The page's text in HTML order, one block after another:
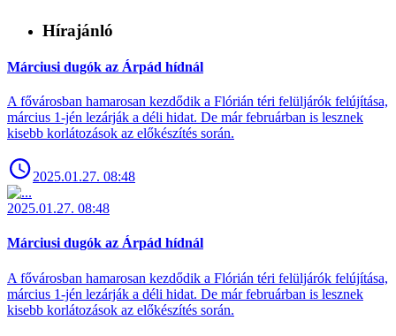
Hírajánló
Márciusi dugók az Árpád hídnál
A fővárosban hamarosan kezdődik a Flórián téri felüljárók felújítása,
március 1-jén lezárják a déli hidat. De már februárban is lesznek
kisebb korlátozások az előkészítés során.
2025.01.27. 08:48
2025.01.27. 08:48
Márciusi dugók az Árpád hídnál
A fővárosban hamarosan kezdődik a Flórián téri felüljárók felújítása,
március 1-jén lezárják a déli hidat. De már februárban is lesznek
kisebb korlátozások az előkészítés során.